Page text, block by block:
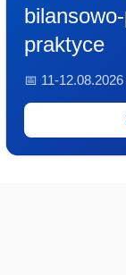
praktyce
📅 11-12.08.2026